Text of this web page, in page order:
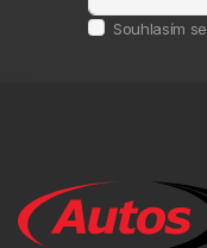
Souhlasím se